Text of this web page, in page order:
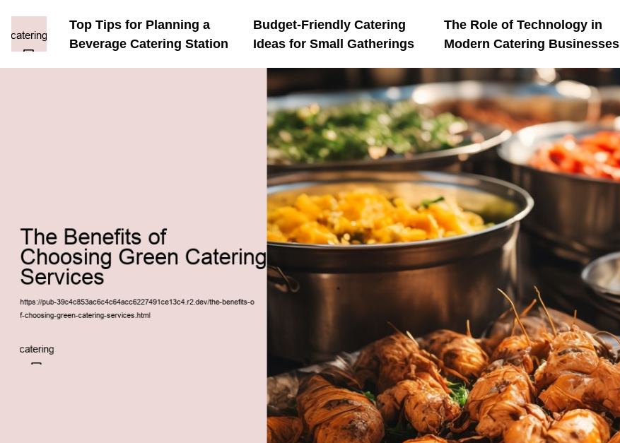
Top Tips for Planning a
Beverage Catering Station
Budget-Friendly Catering
Ideas for Small Gatherings
The Role of Technology in
Modern Catering Businesses